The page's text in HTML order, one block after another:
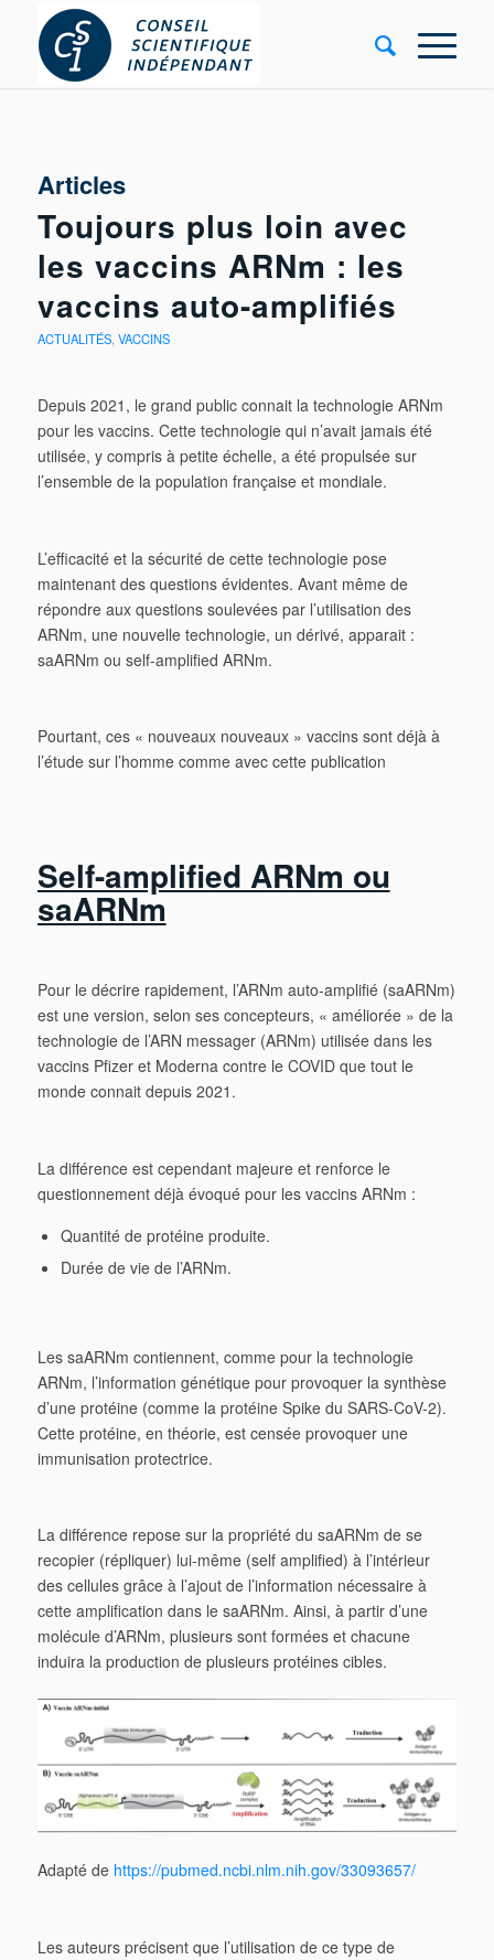
Articles
Toujours plus loin avec
les vaccins ARNm : les
vaccins auto-amplifiés
ACTUALITÉS, VACCINS
Depuis 2021, le grand public connait la technologie ARNm
pour les vaccins. Cette technologie qui n’avait jamais été
utilisée, y compris à petite échelle, a été propulsée sur
l’ensemble de la population française et mondiale.
L’efficacité et la sécurité de cette technologie pose
maintenant des questions évidentes. Avant même de
répondre aux questions soulevées par l’utilisation des
ARNm, une nouvelle technologie, un dérivé, apparait :
saARNm ou self-amplified ARNm.
Pourtant, ces « nouveaux nouveaux » vaccins sont déjà à
l’étude sur l’homme comme avec cette publication
Self-amplified ARNm ou
saARNm
Pour le décrire rapidement, l’ARNm auto-amplifié (saARNm)
est une version, selon ses concepteurs, « améliorée » de la
technologie de l’ARN messager (ARNm) utilisée dans les
vaccins Pfizer et Moderna contre le COVID que tout le
monde connait depuis 2021.
La différence est cependant majeure et renforce le
questionnement déjà évoqué pour les vaccins ARNm :
Quantité de protéine produite.
Durée de vie de l’ARNm.
Les saARNm contiennent, comme pour la technologie
ARNm, l’information génétique pour provoquer la synthèse
d’une protéine (comme la protéine Spike du SARS-CoV-2).
Cette protéine, en théorie, est censée provoquer une
immunisation protectrice.
La différence repose sur la propriété du saARNm de se
recopier (répliquer) lui-même (self amplified) à l’intérieur
des cellules grâce à l’ajout de l’information nécessaire à
cette amplification dans le saARNm. Ainsi, à partir d’une
molécule d’ARNm, plusieurs sont formées et chacune
induira la production de plusieurs protéines cibles.
Adapté de https://pubmed.ncbi.nlm.nih.gov/33093657/
Les auteurs précisent que l’utilisation de ce type de